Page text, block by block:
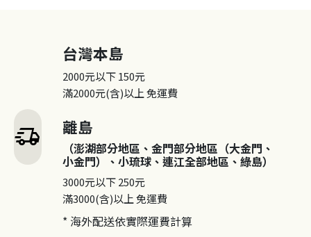
delivery_truck_speed
台灣本島
2000元以下150元
滿2000元(含)以上免運費
離島
（澎湖部分地區、金門部分地區（大金門、
小金門）、小琉球、連江全部地區、綠島）
3000元以下250元
滿3000(含)以上免運費
* 海外配送依實際運費計算